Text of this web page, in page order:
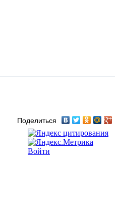
Поделиться
Войти